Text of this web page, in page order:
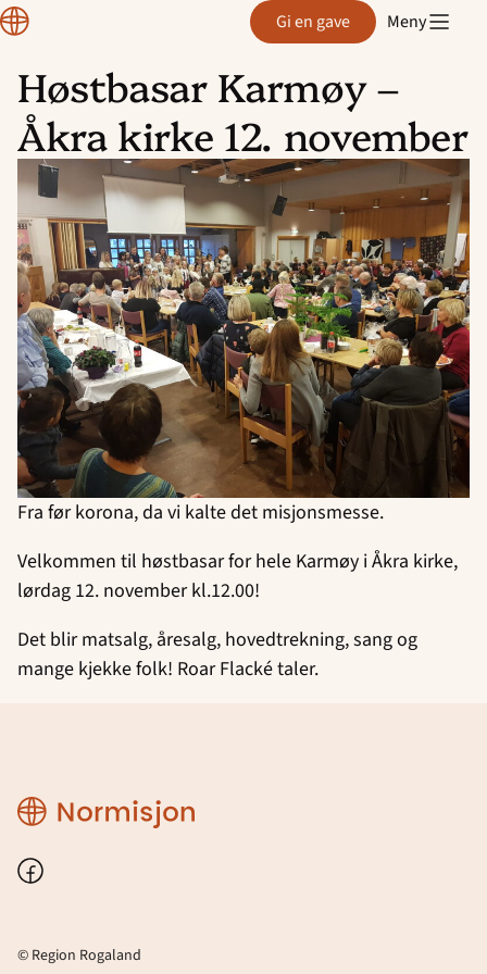
Hopp
til
innhold
Region
Rogaland Gi en gave Meny
Høstbasar Karmøy –
Åkra kirke 12. november
Fra før korona, da vi kalte det misjonsmesse.
Velkommen til høstbasar for hele Karmøy i Åkra kirke,
lørdag 12. november kl.12.00!
Det blir matsalg, åresalg, hovedtrekning, sang og
mange kjekke folk! Roar Flacké taler.
Region
Rogaland
Facebook
© Region Rogaland